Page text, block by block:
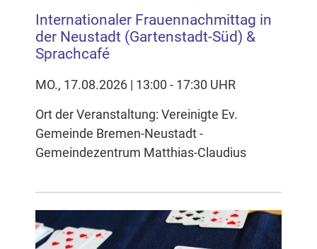
Internationaler Frauennachmittag in
der Neustadt (Gartenstadt-Süd) &
Sprachcafé
MO., 17.08.2026 | 13:00 - 17:30 UHR
Ort der Veranstaltung: Vereinigte Ev.
Gemeinde Bremen-Neustadt -
Gemeindezentrum Matthias-Claudius